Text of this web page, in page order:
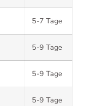
5-7 Tage
5-9 Tage
5-9 Tage
5-9 Tage